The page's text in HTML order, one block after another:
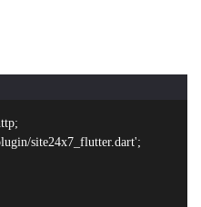
site24x7_flutter.dart';